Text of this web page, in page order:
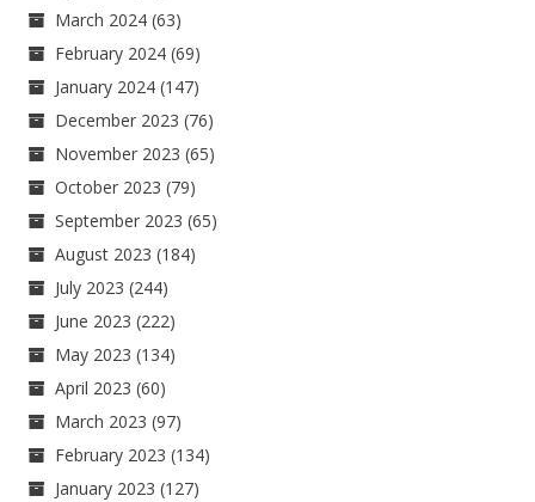
March 2024 (63)
February 2024 (69)
January 2024 (147)
December 2023 (76)
November 2023 (65)
October 2023 (79)
September 2023 (65)
August 2023 (184)
July 2023 (244)
June 2023 (222)
May 2023 (134)
April 2023 (60)
March 2023 (97)
February 2023 (134)
January 2023 (127)